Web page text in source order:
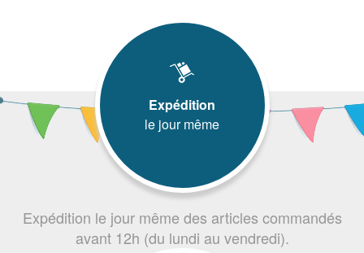
Expédition
le jour même
Expédition le jour même des articles commandés
avant 12h (du lundi au vendredi).